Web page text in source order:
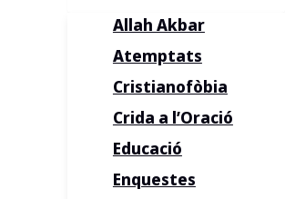
Allah Akbar
Atemptats
Cristianofòbia
Crida a l’Oració
Educació
Enquestes